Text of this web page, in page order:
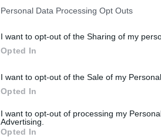
Personal Data Processing Opt Outs
I want to opt-out of the Sharing of my
Opted In
I want to opt-out of the Sale of my Personal
Opted In
I want to opt-out of processing my
Advertising.
Opted In